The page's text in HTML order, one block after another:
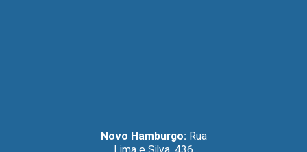
Novo Hamburgo: Rua